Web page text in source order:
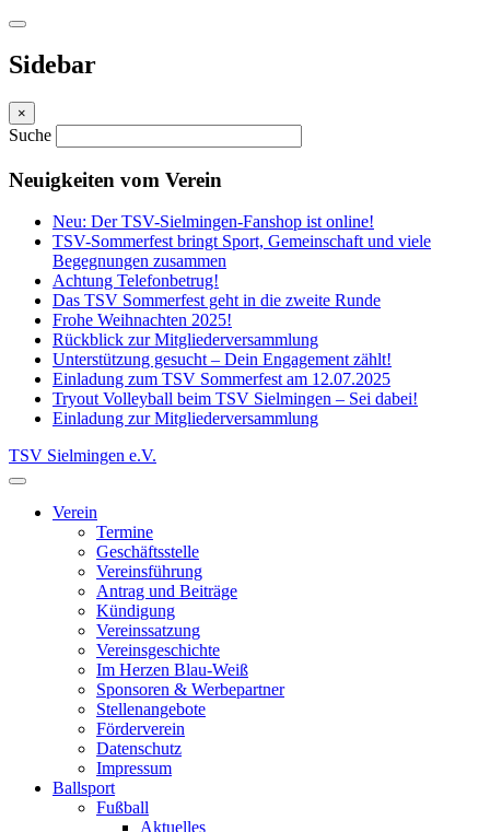
Sidebar
×
Suche
Neuigkeiten vom Verein
Neu: Der TSV-Sielmingen-Fanshop ist online!
TSV-Sommerfest bringt Sport, Gemeinschaft und viele
Begegnungen zusammen
Achtung Telefonbetrug!
Das TSV Sommerfest geht in die zweite Runde
Frohe Weihnachten 2025!
Rückblick zur Mitgliederversammlung
Unterstützung gesucht – Dein Engagement zählt!
Einladung zum TSV Sommerfest am 12.07.2025
Tryout Volleyball beim TSV Sielmingen – Sei dabei!
Einladung zur Mitgliederversammlung
TSV Sielmingen e.V.
Verein
Termine
Geschäftsstelle
Vereinsführung
Antrag und Beiträge
Kündigung
Vereinssatzung
Vereinsgeschichte
Im Herzen Blau-Weiß
Sponsoren & Werbepartner
Stellenangebote
Förderverein
Datenschutz
Impressum
Ballsport
Fußball
Aktuelles